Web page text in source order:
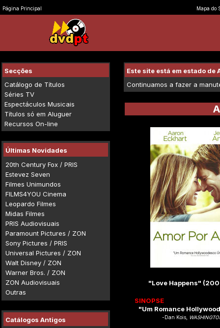
Página Principal Mapa do
Secções
Catálogo de Títulos
Séries TV
Espectáculos Musicais
Títulos só em Aluguer
Recursos On-line
Últimas Novidades
20th Century Fox / PRIS
Estevez Seven
Filmes Unimundos
FILMS4YOU Cinema
Leopardo Filmes
Midas Filmes
PRIS Audiovisuais
Paramount Pictures / ZON
Sony Pictures / PRIS
Universal Pictures / ZON
Walt Disney / ZON
Warner Bros. / ZON
ZON Audiovisuais
Outras
Catálogos Antigos
Este site está em estado de
Continuamos a fazer a
"Love Happens"
SINOPSE
"Um Romance
-Dan Kois,